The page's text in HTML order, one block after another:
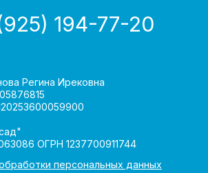
персональных данных
Регина Ирековна
ОГРН 1237700911744
194-77-20